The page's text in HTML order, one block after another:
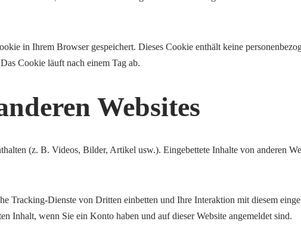
in Ihrem Browser gespeichert. Dieses Cookie enthält keine
Cookie läuft nach einem Tag ab.
Websites
(z. B. Videos, Bilder, Artikel usw.). Eingebettete Inhalte von anderen
Tracking-Dienste von Dritten einbetten und Ihre Interaktion mit diesem
Inhalt, wenn Sie ein Konto haben und auf dieser Website angemeldet sind.